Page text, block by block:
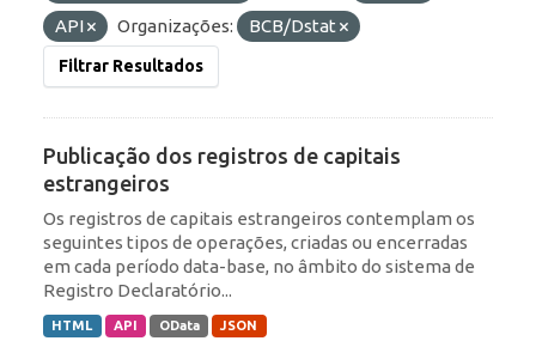
API
Organizações: BCB/Dstat
Filtrar Resultados
Publicação dos registros de capitais
estrangeiros
Os registros de capitais estrangeiros contemplam os
seguintes tipos de operações, criadas ou encerradas
em cada período data-base, no âmbito do sistema de
Registro Declaratório...
HTML API OData JSON